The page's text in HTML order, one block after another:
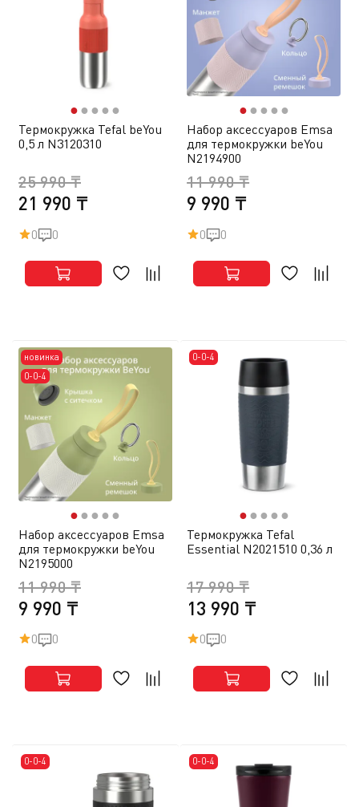
●● ● ● ●
Термокружка Tefal beYou
0,5 л N3120310
21 990 ₸
25 990 ₸
0 0
●● ● ● ●
Набор аксессуаров Emsa
для термокружки beYou
N2194900
9 990 ₸
11 990 ₸
0 0
новинка
0-0-4
●● ● ● ●
Набор аксессуаров Emsa
для термокружки beYou
N2195000
9 990 ₸
11 990 ₸
0 0
0-0-4
●● ● ● ●
Термокружка Tefal
Essential N2021510 0,36 л
13 990 ₸
17 990 ₸
0 0
0-0-4 0-0-4